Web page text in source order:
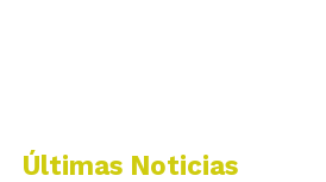
Últimas Noticias